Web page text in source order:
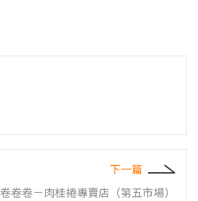
下一篇
卷卷卷－肉桂捲專賣店（第五市場）